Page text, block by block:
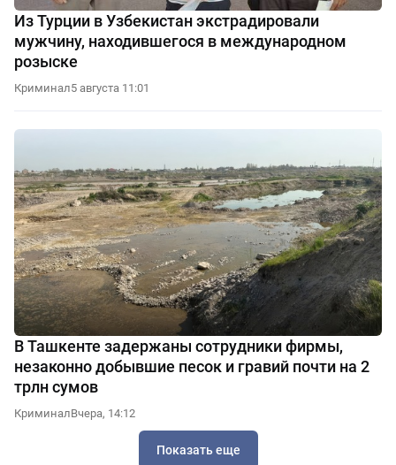
Из Турции в Узбекистан экстрадировали
мужчину, находившегося в международном
розыске
Криминал5 августа 11:01
В Ташкенте задержаны сотрудники фирмы,
незаконно добывшие песок и гравий почти на 2
трлн сумов
КриминалВчера, 14:12
Показать еще